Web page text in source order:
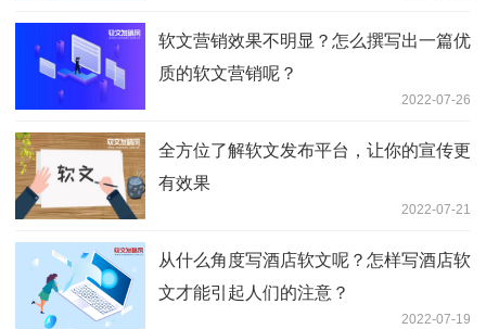
软文营销效果不明显？怎么撰写出一篇优
质的软文营销呢？
2022-07-26
全方位了解软文发布平台，让你的宣传更
有效果
2022-07-21
从什么角度写酒店软文呢？怎样写酒店软
文才能引起人们的注意？
2022-07-19